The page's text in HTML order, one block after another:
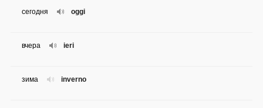
oggi
сегодня
ieri
вчера
inverno
зима